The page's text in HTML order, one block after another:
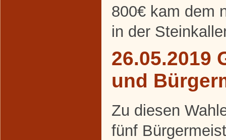
800€ kam dem
in der
26.05.2019
und
Zu diesen
fünf